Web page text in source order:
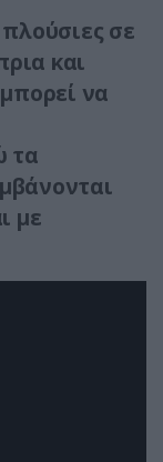
σε
και
να
τα
με